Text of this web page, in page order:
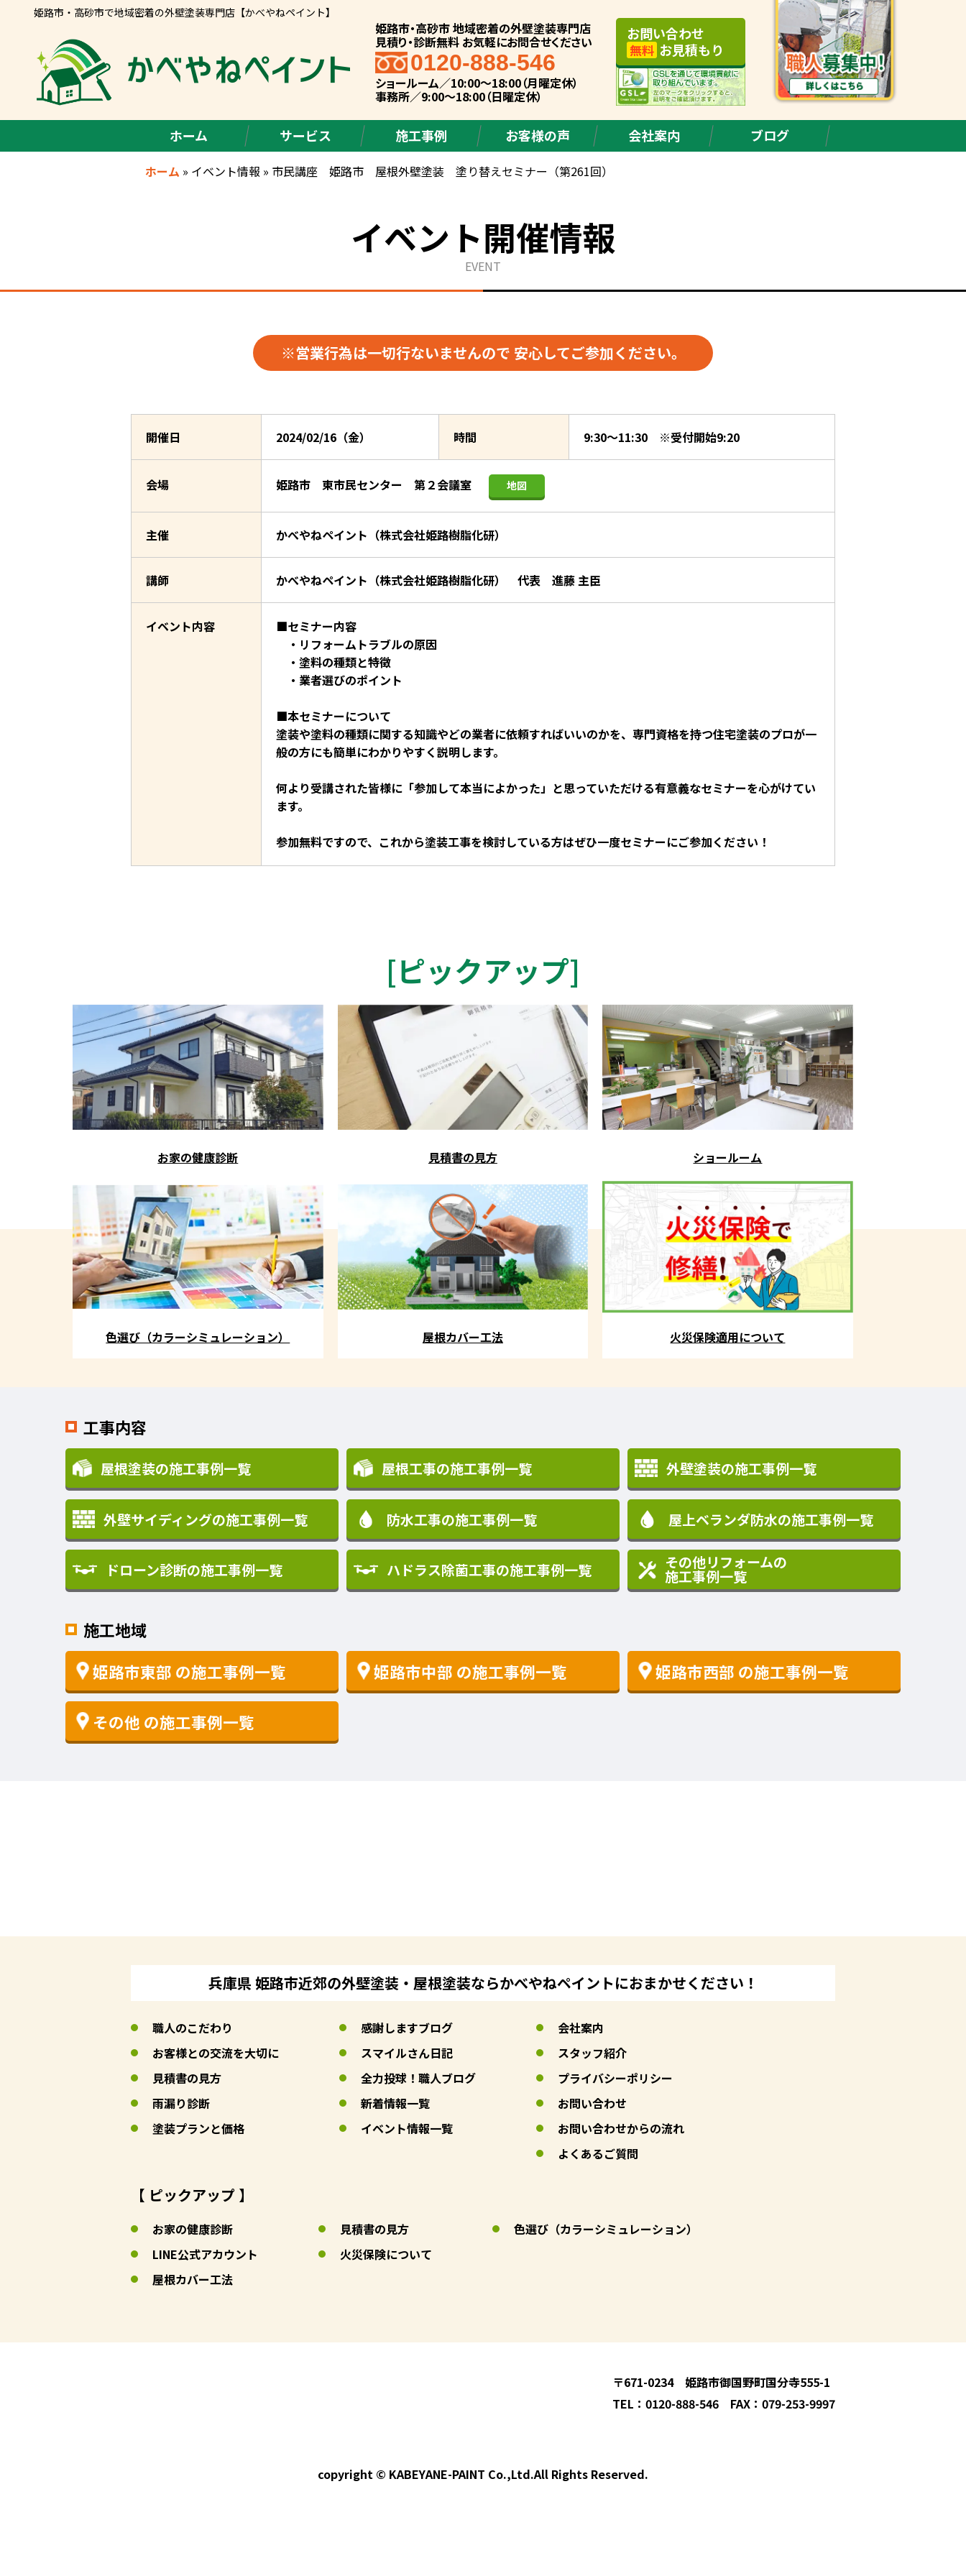
姫路市・高砂市で地域密着の外壁塗装専門店【かべやねペイント】
姫路市・高砂市 地域密着の外壁塗装専門店
見積り・診断無料 お気軽にお問合せください
0120-888-546
ショールーム／10:00～18:00（月曜定休）
事務所／9:00～18:00（日曜定休）
お問い合わせ
無料 お見積もり
ホーム サービス 施工事例 お客様の声 会社案内 ブログ
ホーム » イベント情報 » 市民講座 姫路市 屋根外壁塗装 塗り替えセミナー（第261回）
イベント開催情報
EVENT
※営業行為は一切行ないませんので 安心してご参加ください。
開催日 2024/02/16（金） 時間 9:30〜11:30 ※受付開始9:20
会場 姫路市 東市民センター 第２会議室 地図
主催 かべやねペイント（株式会社姫路樹脂化研）
講師 かべやねペイント（株式会社姫路樹脂化研） 代表 進藤 主臣
イベント内容
■セミナー内容
・リフォームトラブルの原因
・塗料の種類と特徴
・業者選びのポイント
■本セミナーについて
塗装や塗料の種類に関する知識やどの業者に依頼すればいいのかを、専門資格を持つ住宅塗装のプロが一
般の方にも簡単にわかりやすく説明します。
何より受講された皆様に「参加して本当によかった」と思っていただける有意義なセミナーを心がけてい
ます。
参加無料ですので、これから塗装工事を検討している方はぜひ一度セミナーにご参加ください！
[ピックアップ]
お家の健康診断 見積書の見方 ショールーム
色選び（カラーシミュレーション） 屋根カバー工法 火災保険適用について
工事内容
屋根塗装の施工事例一覧 屋根工事の施工事例一覧 外壁塗装の施工事例一覧
外壁サイディングの施工事例一覧 防水工事の施工事例一覧 屋上ベランダ防水の施工事例一覧
ドローン診断の施工事例一覧 ハドラス除菌工事の施工事例一覧 その他リフォームの
施工事例一覧
施工地域
姫路市東部 の施工事例一覧 姫路市中部 の施工事例一覧 姫路市西部 の施工事例一覧
その他 の施工事例一覧
兵庫県 姫路市近郊の外壁塗装・屋根塗装ならかべやねペイントにおまかせください！
職人のこだわり
お客様との交流を大切に
見積書の見方
雨漏り診断
塗装プランと価格
感謝しますブログ
スマイルさん日記
全力投球！職人ブログ
新着情報一覧
イベント情報一覧
会社案内
スタッフ紹介
プライバシーポリシー
お問い合わせ
お問い合わせからの流れ
よくあるご質問
【 ピックアップ 】
お家の健康診断
LINE公式アカウント
屋根カバー工法
見積書の見方
火災保険について
色選び（カラーシミュレーション）
〒671-0234 姫路市御国野町国分寺555-1
TEL：0120-888-546 FAX：079-253-9997
copyright © KABEYANE-PAINT Co.,Ltd.All Rights Reserved.